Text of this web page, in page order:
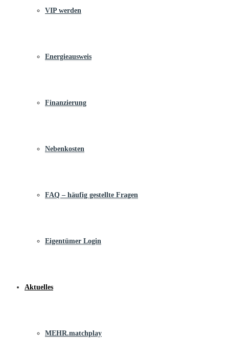
VIP werden
Energieausweis
Finanzierung
Nebenkosten
FAQ – häufig gestellte Fragen
Eigentümer Login
Aktuelles
MEHR.matchplay